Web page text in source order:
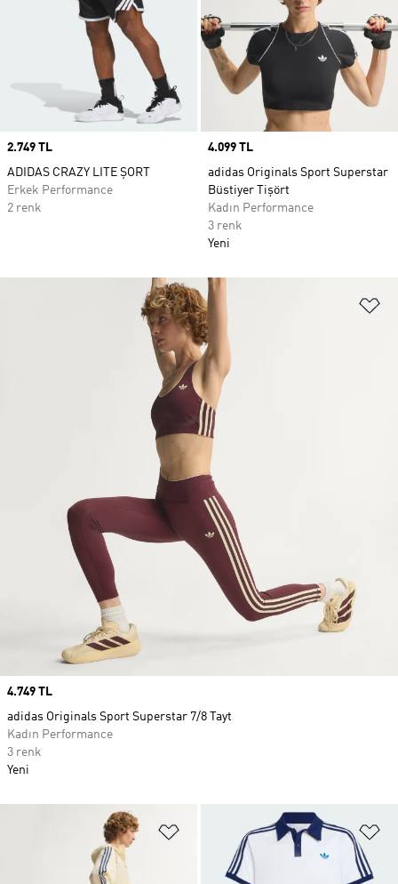
Price
2.749 TL
ADIDAS CRAZY LITE ŞORT
Erkek Performance
2 renk
Price
4.099 TL
adidas Originals Sport Superstar
Büstiyer Tişört
Kadın Performance
3 renk
Yeni
Favori Listesine Ekle
Price
4.749 TL
adidas Originals Sport Superstar 7/8 Tayt
Kadın Performance
3 renk
Yeni